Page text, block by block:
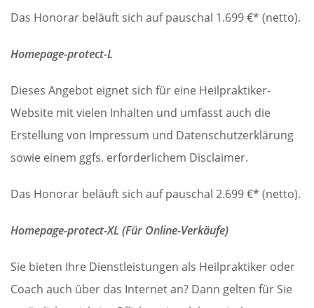
Das Honorar beläuft sich auf pauschal 1.699 €* (netto).
Homepage-protect-L
Dieses Angebot eignet sich für eine Heilpraktiker-
Website mit vielen Inhalten und umfasst auch die
Erstellung von Impressum und Datenschutzerklärung
sowie einem ggfs. erforderlichem Disclaimer.
Das Honorar beläuft sich auf pauschal 2.699 €* (netto).
Homepage-protect-XL (Für Online-Verkäufe)
Sie bieten Ihre Dienstleistungen als Heilpraktiker oder
Coach auch über das Internet an? Dann gelten für Sie